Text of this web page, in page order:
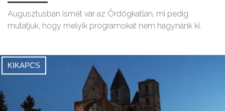
Augusztusban ismét vár az Ördögkatlan, mi pedig
mutatjuk, hogy melyik programokat nem hagynánk ki.
KIKAPCS